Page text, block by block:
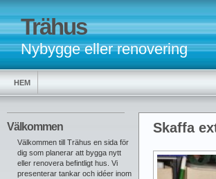
Trähus
Nybygge eller renovering
HEM
Välkommen
Välkommen till Trähus en sida för
dig som planerar att bygga nytt
eller renovera befintligt hus. Vi
presenterar tankar och idéer inom
Skaffa